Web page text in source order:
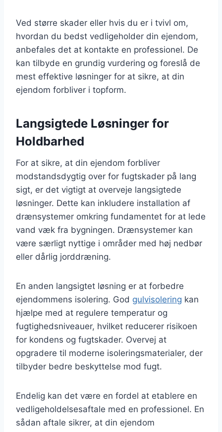
Ved større skader eller hvis du er i tvivl om,
hvordan du bedst vedligeholder din ejendom,
anbefales det at kontakte en professionel. De
kan tilbyde en grundig vurdering og foreslå de
mest effektive løsninger for at sikre, at din
ejendom forbliver i topform.
Langsigtede Løsninger for
Holdbarhed
For at sikre, at din ejendom forbliver
modstandsdygtig over for fugtskader på lang
sigt, er det vigtigt at overveje langsigtede
løsninger. Dette kan inkludere installation af
drænsystemer omkring fundamentet for at lede
vand væk fra bygningen. Drænsystemer kan
være særligt nyttige i områder med høj nedbør
eller dårlig jorddræning.
En anden langsigtet løsning er at forbedre
ejendommens isolering. God gulvisolering kan
hjælpe med at regulere temperatur og
fugtighedsniveauer, hvilket reducerer risikoen
for kondens og fugtskader. Overvej at
opgradere til moderne isoleringsmaterialer, der
tilbyder bedre beskyttelse mod fugt.
Endelig kan det være en fordel at etablere en
vedligeholdelsesaftale med en professionel. En
sådan aftale sikrer, at din ejendom